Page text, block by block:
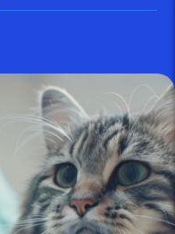
: guide
Le Dref